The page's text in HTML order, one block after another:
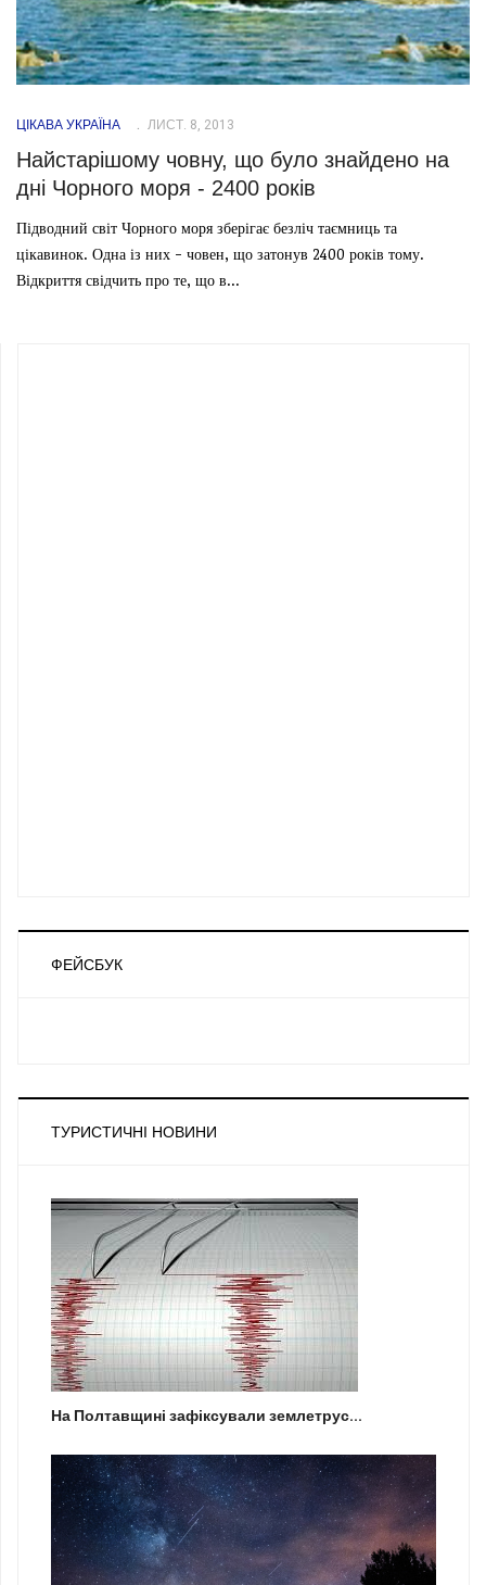
ЦІКАВА УКРАЇНА ЛИСТ. 8, 2013
Найстарішому човну, що було знайдено на
дні Чорного моря - 2400 років
Підводний світ Чорного моря зберігає безліч таємниць та
цікавинок. Одна із них - човен, що затонув 2400 років тому.
Відкриття свідчить про те, що в...
ФЕЙСБУК
ТУРИСТИЧНІ НОВИНИ
На Полтавщині зафіксували землетрус...